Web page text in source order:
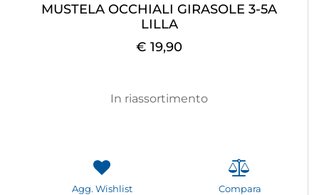
MUSTELA OCCHIALI GIRASOLE 3-5A
LILLA
€ 19,90
In riassortimento
Agg. Wishlist Compara